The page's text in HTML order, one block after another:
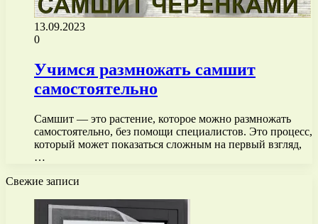
13.09.2023
0
Учимся размножать самшит
самостоятельно
Самшит — это растение, которое можно размножать
самостоятельно, без помощи специалистов. Это процесс,
который может показаться сложным на первый взгляд,
…
Свежие записи